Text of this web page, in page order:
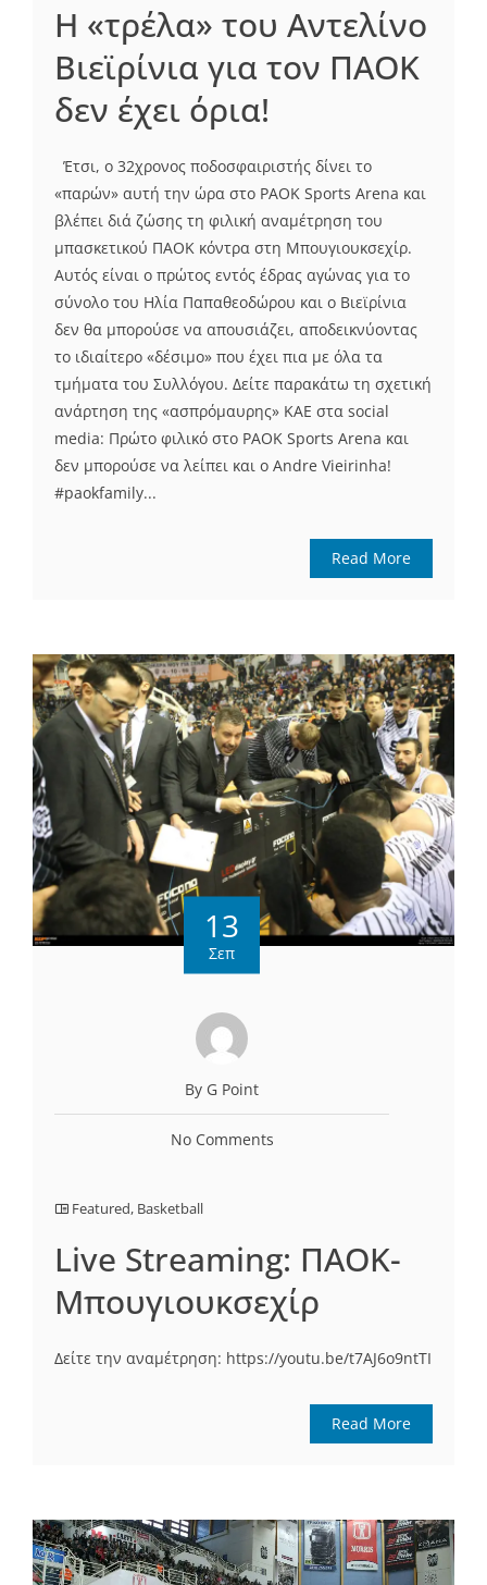
Η «τρέλα» του Αντελίνο
Βιεϊρίνια για τον ΠΑΟΚ
δεν έχει όρια!
Έτσι, ο 32χρονος ποδοσφαιριστής δίνει το
«παρών» αυτή την ώρα στο PAOK Sports Arena και
βλέπει διά ζώσης τη φιλική αναμέτρηση του
μπασκετικού ΠΑΟΚ κόντρα στη Μπουγιουκσεχίρ.
Αυτός είναι ο πρώτος εντός έδρας αγώνας για το
σύνολο του Ηλία Παπαθεοδώρου και ο Βιεϊρίνια
δεν θα μπορούσε να απουσιάζει, αποδεικνύοντας
το ιδιαίτερο «δέσιμο» που έχει πια με όλα τα
τμήματα του Συλλόγου. Δείτε παρακάτω τη σχετική
ανάρτηση της «ασπρόμαυρης» ΚΑΕ στα social
media: Πρώτο φιλικό στο PAOK Sports Arena και
δεν μπορούσε να λείπει και ο Andre Vieirinha!
#paokfamily...
Read More
13
Σεπ
By G Point
No Comments
Featured, Basketball
Live Streaming: ΠΑΟΚ-
Μπουγιουκσεχίρ
Δείτε την αναμέτρηση: https://youtu.be/t7AJ6o9ntTI
Read More